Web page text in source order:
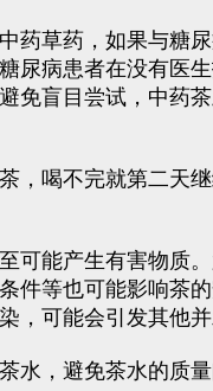
药草药，如果与糖
尿病患者在没有医
免盲目尝试，中药
，喝不完就第二天
能产生有害物质
件等也可能影响茶
可能会引发其他并
，避免茶水的质量